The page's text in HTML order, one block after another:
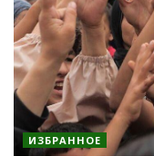
ИЗБРАННОЕ